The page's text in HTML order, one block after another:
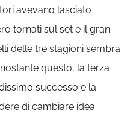
avevano lasciato
tornati sul set e il gran
delle tre stagioni sembra
questo, la terza
successo e la
di cambiare idea.